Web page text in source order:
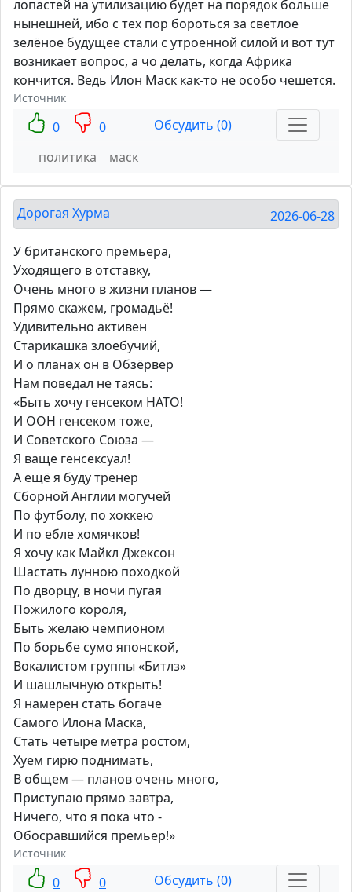
лопастей на утилизацию будет на порядок больше
нынешней, ибо с тех пор бороться за светлое
зелёное будущее стали с утроенной силой и вот тут
возникает вопрос, а чо делать, когда Африка
кончится. Ведь Илон Маск как-то не особо чешется.
Источник
0 0
Обсудить (0)
политика
маск
Дорогая Хурма 2026-06-28
У британского премьера,
Уходящего в отставку,
Очень много в жизни планов —
Прямо скажем, громадьё!
Удивительно активен
Старикашка злоебучий,
И о планах он в Обзёрвер
Нам поведал не таясь:
«Быть хочу генсеком НАТО!
И ООН генсеком тоже,
И Советского Союза —
Я ваще генсексуал!
А ещё я буду тренер
Сборной Англии могучей
По футболу, по хоккею
И по ебле хомячков!
Я хочу как Майкл Джексон
Шастать лунною походкой
По дворцу, в ночи пугая
Пожилого короля,
Быть желаю чемпионом
По борьбе сумо японской,
Вокалистом группы «Битлз»
И шашлычную открыть!
Я намерен стать богаче
Самого Илона Маска,
Стать четыре метра ростом,
Хуем гирю поднимать,
В общем — планов очень много,
Приступаю прямо завтра,
Ничего, что я пока что -
Обосравшийся премьер!»
Источник
0 0
Обсудить (0)